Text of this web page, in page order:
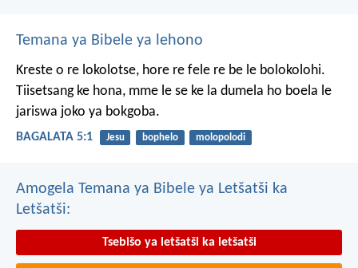
Temana ya Bibele ya lehono
Kreste o re lokolotse, hore re fele re be le bolokolohi.
Tiisetsang ke hona, mme le se ke la dumela ho boela le
jariswa joko ya bokgoba.
BAGALATA 5:1 Jesu bophelo molopolodi
Amogela Temana ya Bibele ya Letšatši ka
Letšatši:
Tsebišo ya letšatši ka letšatši